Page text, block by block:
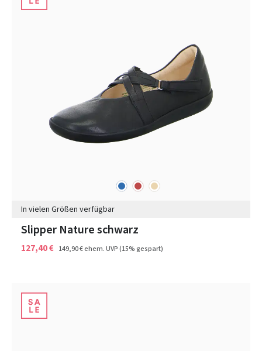
blau rot beige
In vielen Größen verfügbar
Slipper Nature schwarz
127,40 € 149,90 €ehem. UVP(15% gespart)